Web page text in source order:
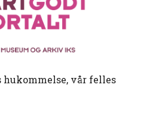
vår felles